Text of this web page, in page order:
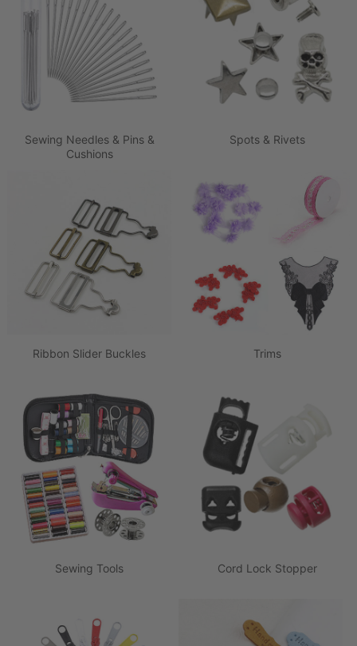
Sewing Needles & Pins &
Cushions
Spots & Rivets
Ribbon Slider Buckles Trims
Sewing Tools Cord Lock Stopper